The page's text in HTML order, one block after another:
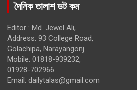
দৈনিক তালাশ ডট কম
Editor : Md. Jewel Ali,
Address: 93 College Road,
Golachipa, Narayangonj.
Mobile: 01818-939232,
01928-702966.
Email: dailytalas@gmail.com